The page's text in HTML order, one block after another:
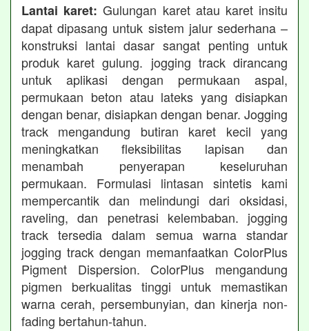
Lantai karet: Gulungan karet atau karet insitu
dapat dipasang untuk sistem jalur sederhana –
konstruksi lantai dasar sangat penting untuk
produk karet gulung. jogging track dirancang
untuk aplikasi dengan permukaan aspal,
permukaan beton atau lateks yang disiapkan
dengan benar, disiapkan dengan benar. Jogging
track mengandung butiran karet kecil yang
meningkatkan fleksibilitas lapisan dan
menambah penyerapan keseluruhan
permukaan. Formulasi lintasan sintetis kami
mempercantik dan melindungi dari oksidasi,
raveling, dan penetrasi kelembaban. jogging
track tersedia dalam semua warna standar
jogging track dengan memanfaatkan ColorPlus
Pigment Dispersion. ColorPlus mengandung
pigmen berkualitas tinggi untuk memastikan
warna cerah, persembunyian, dan kinerja non-
fading bertahun-tahun.